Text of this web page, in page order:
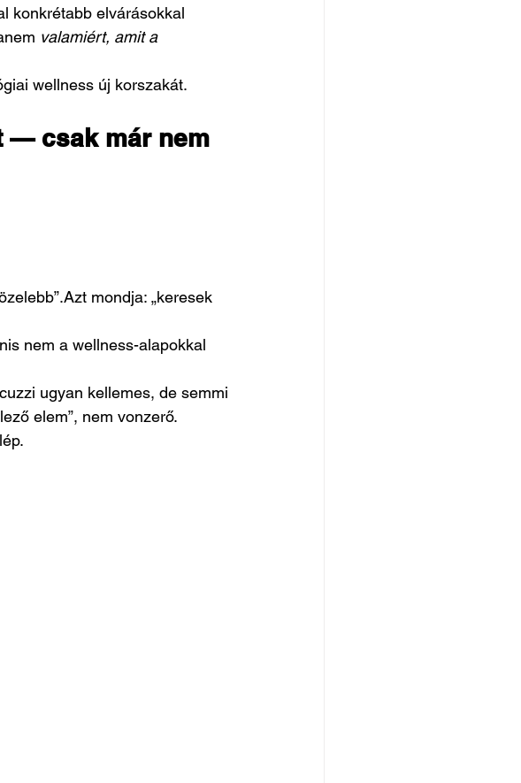
konkrétabb elvárásokkal
valamiért, amit a
wellness új korszakát.
— csak már nem
mondja: „keresek
nem a wellness-alapokkal
ugyan kellemes, de semmi
elem”, nem vonzerő.